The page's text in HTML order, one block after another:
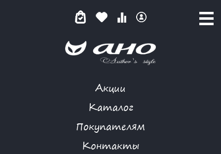
Акции
Каталог
Покупателям
Контакты
NIYA